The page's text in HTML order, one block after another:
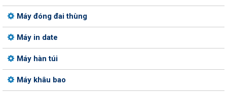
Máy đóng đai thùng
Máy in date
Máy hàn túi
Máy khâu bao